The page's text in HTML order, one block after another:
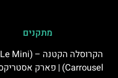
מתקנים
הקרוסלה הקטנה – (Le Mini
Carrousel) | פארק אסטריקס